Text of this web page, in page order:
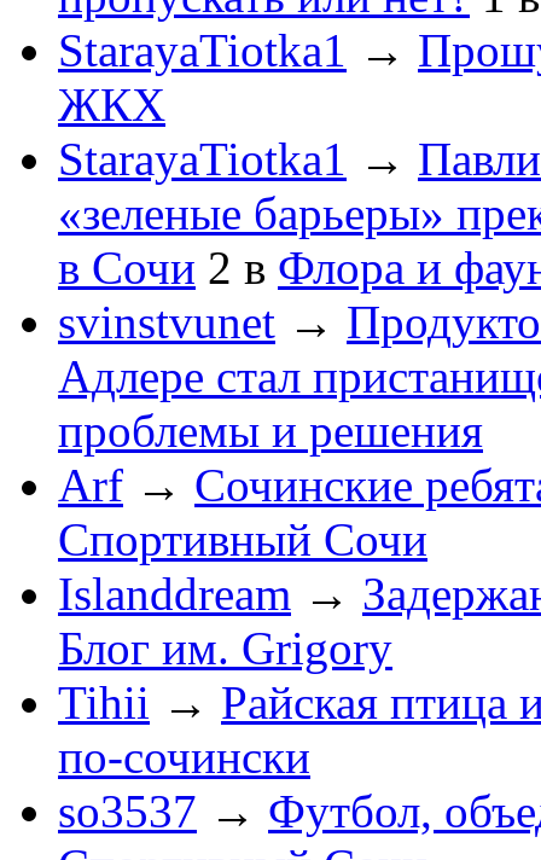
StarayaTiotka1 →
ЖКХ
StarayaTiotka1 →
«зеленые барьеры»
в Сочи 2 в Флора и
svinstvunet →
Адлере стал
проблемы и решения
Arf → Сочинские
Спортивный Сочи
Islanddream →
Блог им. Grigory
Tihii → Райская птица
по-cочински
so3537 → Футбол,